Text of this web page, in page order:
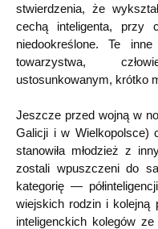
stwierdzenia, że
cechą inteligenta, przy
niedookreślone. Te
towarzystwa,
ustosunkowanym, krótko
Jeszcze przed wojną w
Galicji i w Wielkopolsce)
stanowiła młodzież z
zostali wpuszczeni do
kategorię —
wiejskich rodzin i kolejną
inteligenckich kolegów